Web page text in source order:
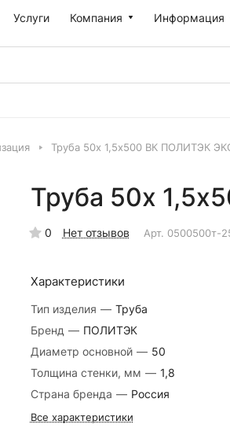
Услуги Компания Информация
Труба 50х 1,5х500 ВК ПОЛИТЭК
Труба 50х
0 Нет отзывов Арт. 0500500т-
Характеристики
Тип изделия — Труба
Бренд — ПОЛИТЭК
Диаметр основной — 50
Толщина стенки, мм — 1,8
Страна бренда — Россия
Все характеристики